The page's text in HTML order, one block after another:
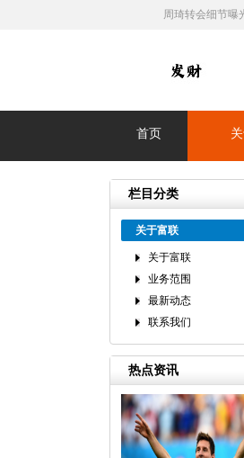
周琦转会细节曝
首页
栏目分类
关于富联
关于富联
业务范围
最新动态
联系我们
热点资讯